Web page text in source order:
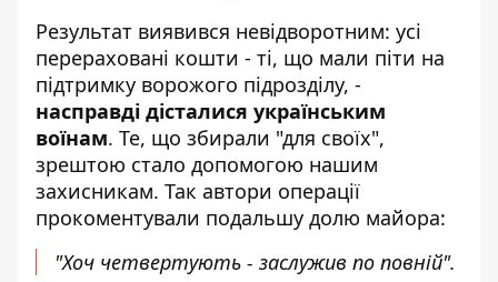
Результат виявився невідворотним: усі
перераховані кошти - ті, що мали піти на
підтримку ворожого підрозділу, -
насправді дісталися українським
воїнам. Те, що збирали "для своїх",
зрештою стало допомогою нашим
захисникам. Так автори операції
прокоментували подальшу долю майора:
"Хоч четвертують - заслужив по повній".